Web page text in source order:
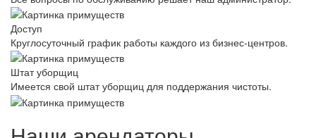
Доступ
Круглосуточный график работы каждого из бизнес-центров.
Штат уборщиц
Имеется свой штат уборщиц для поддержания чистоты.